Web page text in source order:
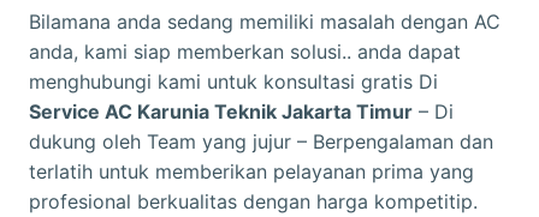
Bilamana anda sedang memiliki masalah dengan AC
anda, kami siap memberkan solusi.. anda dapat
menghubungi kami untuk konsultasi gratis Di
Service AC Karunia Teknik Jakarta Timur – Di
dukung oleh Team yang jujur – Berpengalaman dan
terlatih untuk memberikan pelayanan prima yang
profesional berkualitas dengan harga kompetitip.